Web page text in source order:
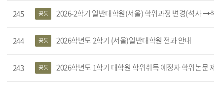
245 공통 2026-2학기 일반대학원(서울) 학위과정 변경(석사 →석박통합)
244 공통 2026학년도 2학기 (서울)일반대학원 전과 안내
243 공통 2026학년도 1학기 대학원 학위취득 예정자 학위논문 제